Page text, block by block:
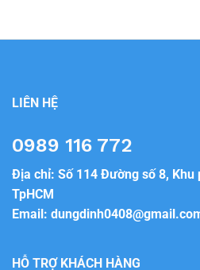
LIÊN HỆ
0989 116 772
Địa chỉ: Số 114 Đường số 8, Khu
TpHCM
Email:
HỖ TRỢ KHÁCH HÀNG